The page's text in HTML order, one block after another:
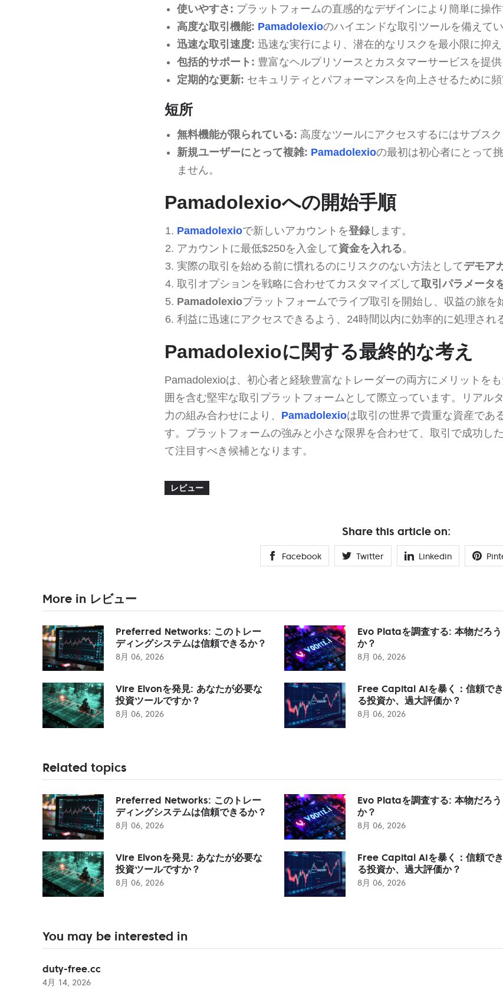
使いやすさ: プラットフォームの直感的なデザインにより簡単に操作
高度な取引機能: Pamadolexioのハイエンドな取引ツールを備えてい
迅速な取引速度: 迅速な実行により、潜在的なリスクを最小限に抑え
包括的サポート: 豊富なヘルプリソースとカスタマーサービスを提供
定期的な更新: セキュリティとパフォーマンスを向上させるために頻
短所
無料機能が限られている: 高度なツールにアクセスするにはサブスク
新規ユーザーにとって複雑: Pamadolexioの最初は初心者にとって
ません。
Pamadolexioへの開始手順
Pamadolexioで新しいアカウントを登録します。
アカウントに最低$250を入金して資金を入れる。
実際の取引を始める前に慣れるのにリスクのない方法としてデモア
取引オプションを戦略に合わせてカスタマイズして取引パラメータ
Pamadolexioプラットフォームでライブ取引を開始し、収益の旅を
利益に迅速にアクセスできるよう、24時間以内に効率的に処理され
Pamadolexioに関する最終的な考え
Pamadolexioは、初心者と経験豊富なトレーダーの両方にメリットを
囲を含む堅牢な取引プラットフォームとして際立っています。リアル
力の組み合わせにより、 Pamadolexioは取引の世界で貴重な資産であ
す。プラットフォームの強みと小さな限界を合わせて、取引で成功し
て注目すべき候補となります。
レビュー
Share this article on:
Facebook Twitter Linkedin
More in レビュー
Preferred Networks: このトレー
ディングシステムは信頼できるか？
8月 06, 2026
Evo Plataを調査する: 本物だろう
か？
8月 06, 2026
Vire Elvonを発見: あなたが必要な
投資ツールですか？
8月 06, 2026
Free Capital AIを暴く：信頼でき
る投資か、過大評価か？
8月 06, 2026
Related topics
Preferred Networks: このトレー
ディングシステムは信頼できるか？
8月 06, 2026
Evo Plataを調査する: 本物だろう
か？
8月 06, 2026
Vire Elvonを発見: あなたが必要な
投資ツールですか？
8月 06, 2026
Free Capital AIを暴く：信頼でき
る投資か、過大評価か？
8月 06, 2026
You may be interested in
duty-free.cc
4月 14, 2026